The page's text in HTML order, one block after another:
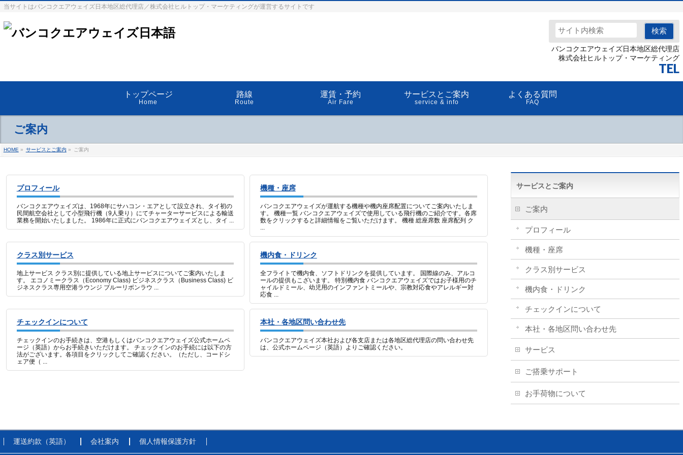
当サイトはバンコクエアウェイズ日本地区総代理店／株式会社ヒルトップ・マーケティングが運営するサイトです
バンコクエアウェイズ日本地区総代理店
TEL
トップページ
Home
路線
Route
運賃・予約
Air Fare
サービスとご案内
service & info
よくある質問
FAQ
ご案内
HOME » サービスとご案内 » ご案内
プロフィール
バンコクエアウェイズは、1968年にサハコン・エアとして設立され、タイ初の
民間航空会社として小型飛行機（9人乗り）にてチャーターサービスによる輸送
業務を開始いたしました。 1986年に正式にバンコクエアウェイズとし、タイ ...
機種・座席
バンコクエアウェイズが運航する機種や機内座席配置についてご案内いたしま
す。 機種一覧 バンコクエアウェイズで使用している飛行機のご紹介です。各席
数をクリックすると詳細情報をご覧いただけます。 機種 総座席数 座席配列 ク
...
クラス別サービス
地上サービス クラス別に提供している地上サービスについてご案内いたしま
す。 エコノミークラス（Economy Class) ビジネスクラス（Business Class) ビ
ジネスクラス専用空港ラウンジ ブルーリボンラウ ...
機内食・ドリンク
全フライトで機内食、ソフトドリンクを提供しています。 国際線のみ、アルコ
ールの提供もこざいます。 特別機内食 バンコクエアウェイズではお子様用のチ
ャイルドミール、幼児用のインファントミールや、宗教対応食やアレルギー対
応食 ...
チェックインについて
チェックインのお手続きは、空港もしくはバンコクエアウェイズ公式ホームペ
ージ（英語）からお手続きいただけます。 チェックインのお手続には以下の方
法がございます。各項目をクリックしてご確認ください。（ただし、コードシ
ェア便（ ...
本社・各地区問い合わせ先
バンコクエアウェイズ本社および各支店または各地区総代理店の問い合わせ先
は、公式ホームページ（英語）よりご確認ください。
サービスとご案内
ご案内
プロフィール
機種・座席
クラス別サービス
機内食・ドリンク
チェックインについて
本社・各地区問い合わせ先
サービス
ご搭乗サポート
お手荷物について
運送約款（英語） 会社案内 個人情報保護方針